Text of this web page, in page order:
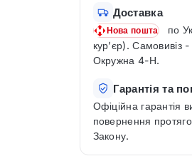
Доставка
Нова пошта
по
кур’єр). Самовивіз
Окружна 4-Н.
Гарантія та
Офіційна гарантія
повернення
Закону.